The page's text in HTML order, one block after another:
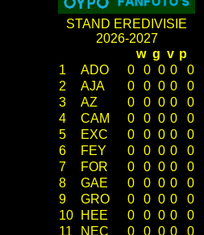
STAND EREDIVISIE
2026-2027
w g v p
1
ADO 0 0 0 0
0
2
AJA 0 0 0 0
0
3
AZ 0 0 0 0
0
4
CAM 0 0 0 0
0
5
EXC 0 0 0 0
0
6
FEY 0 0 0 0
0
7
FOR 0 0 0 0
0
8
GAE 0 0 0 0
0
9
GRO 0 0 0 0
0
10
HEE 0 0 0 0
0
11
NEC 0 0 0 0 0